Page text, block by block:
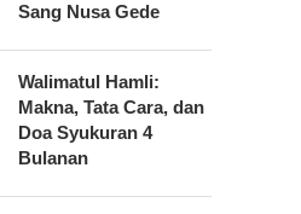
Sang Nusa Gede
Walimatul Hamli:
Makna, Tata Cara, dan
Doa Syukuran 4
Bulanan